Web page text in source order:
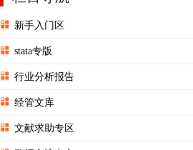
新手入门区
stata专版
行业分析报告
经管文库
文献求助专区